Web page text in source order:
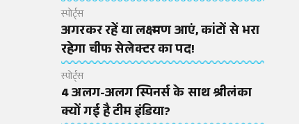
स्पोर्ट्स
अगरकर रहें या लक्ष्मण आएं, कांटों से भरा
रहेगा चीफ सेलेक्टर का पद!
स्पोर्ट्स
4 अलग-अलग स्पिनर्स के साथ श्रीलंका
क्यों गई है टीम इंडिया?